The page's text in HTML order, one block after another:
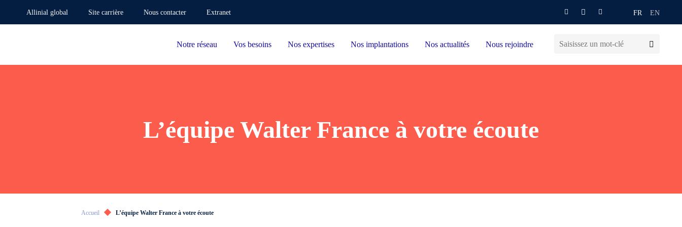
Allinial global Site carrière Nous contacter Extranet FR EN
Notre réseau Vos besoins Nos expertises Nos implantations Nos actualités Nous rejoindre
L’équipe Walter France à votre écoute
Accueil L’équipe Walter France à votre écoute